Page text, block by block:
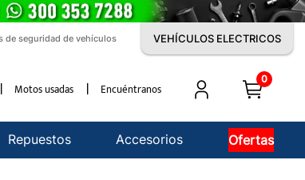
de seguridad de vehículos VEHÍCULOS ELECTRICOS
Motos usadas Encuéntranos
0
Repuestos Accesorios Ofertas